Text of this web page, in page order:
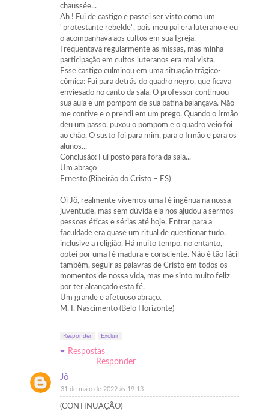
chaussée...
Ah ! Fui de castigo e passei ser visto como um
"protestante rebelde", pois meu pai era luterano e eu
o acompanhava aos cultos em sua Igreja.
Frequentava regularmente as missas, mas minha
participação em cultos luteranos era mal vista.
Esse castigo culminou em uma situação trágico-
cômica: Fui para detrás do quadro negro, que ficava
enviesado no canto da sala. O professor continuou
sua aula e um pompom de sua batina balançava. Não
me contive e o prendi em um prego. Quando o Irmão
deu um passo, puxou o pompom e o quadro veio foi
ao chão. O susto foi para mim, para o Irmão e para os
alunos...
Conclusão: Fui posto para fora da sala...
Um abraço
Ernesto (Ribeirão do Cristo – ES)
Oi Jô, realmente vivemos uma fé ingênua na nossa
juventude, mas sem dúvida ela nos ajudou a sermos
pessoas éticas e sérias até hoje. Entrar para a
faculdade era quase um ritual de questionar tudo,
inclusive a religião. Há muito tempo, no entanto,
optei por uma fé madura e consciente. Não é tão fácil
também, seguir as palavras de Cristo em todos os
momentos de nossa vida, mas me sinto muito feliz
por ter alcançado esta fé.
Um grande e afetuoso abraço.
M. I. Nascimento (Belo Horizonte)
Responder Excluir
Respostas
Responder
Jô
31 de maio de 2022 às 19:13
(CONTINUAÇÃO)